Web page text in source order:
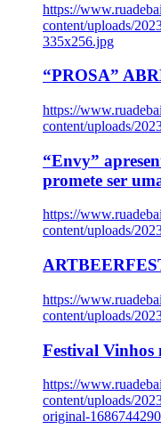
https://
content/uploads/
335x256.jpg
“PROSA”
https://
content/uploads/
“Envy”
promete ser
https://
content/uploads/
https://
content/uploads/
Festival Vinhos
https://
content/uploads/
original-